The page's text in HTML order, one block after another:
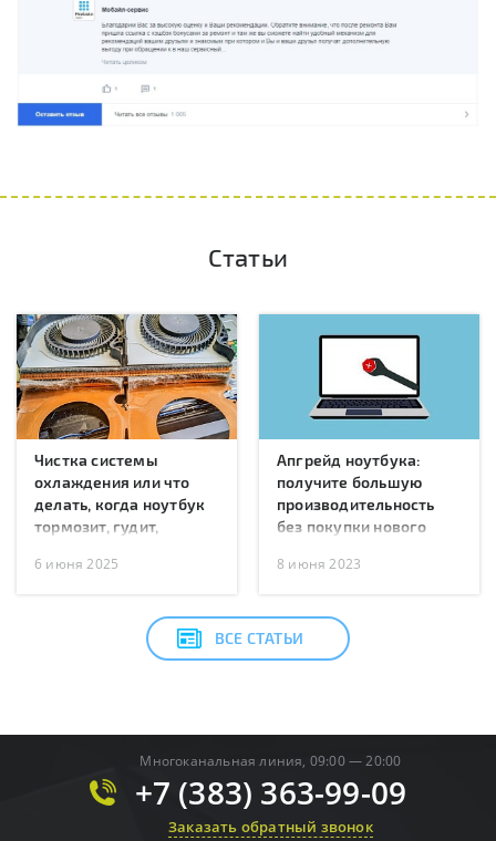
Статьи
Чистка системы
охлаждения или что
делать, когда ноутбук
тормозит, гудит,
перезагружается?
6 июня 2025
Апгрейд ноутбука:
получите большую
производительность
без покупки нового
8 июня 2023
ВСЕ СТАТЬИ
Многоканальная линия, 09:00 — 20:00
+7 (383) 363-99-09
Заказать обратный звонок